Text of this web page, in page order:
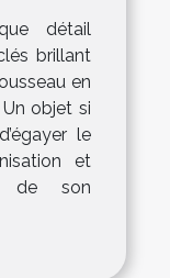
détail
brillant
en
objet si
le
et
de son